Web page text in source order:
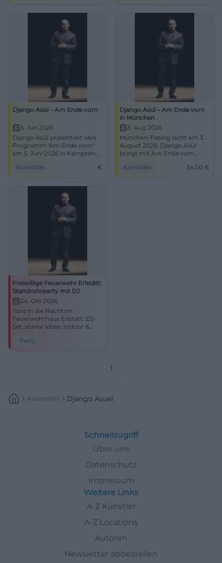
Django Asül – Am Ende vorn
5. Jun 2026
Django Asül präsentiert sein
Programm "Am Ende vorn"
am 5. Juni 2026 in Kempten.
vom Feinsten!
Komödie €
Django Asül – Am Ende vorn
in München
3. Aug 2026
München-Pasing lacht am 3.
August 2026: Django Asül
bringt mit Am Ende vorn
Einlass 18 Uhr, Beginn 20 Uhr,
Komödie 34,00 €
Freiwillige Feuerwehr Erlstätt:
Standrohrparty mit DJ
24. Okt 2026
Tanz in die Nacht im
Feuerwehrhaus Erlstätt: DJ-
Set, starke Vibes, Indoor &
20:00 Uhr, Preis folgt.
Party
1
Kuenstler Django Asuel
Schnellzugriff
Über uns
Datenschutz
Impressum
Weitere Links
A-Z Künstler
A-Z Locations
Autoren
Newsletter abbestellen